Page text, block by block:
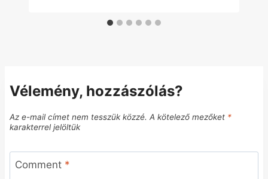
Vélemény, hozzászólás?
Az e-mail címet nem tesszük közzé. A kötelező mezőket *
karakterrel jelöltük
Comment *